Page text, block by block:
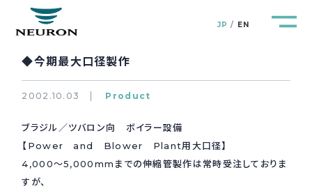
JP EN
管路防災研究所
企業情報
◆今期最大口径製作
2002.10.03 Product
ブラジル／ツバロン向 ボイラー設備
【Power and Blower Plant用大口径】
4,000〜5,000mmまでの伸縮管製作は常時受注しておりま
すが、